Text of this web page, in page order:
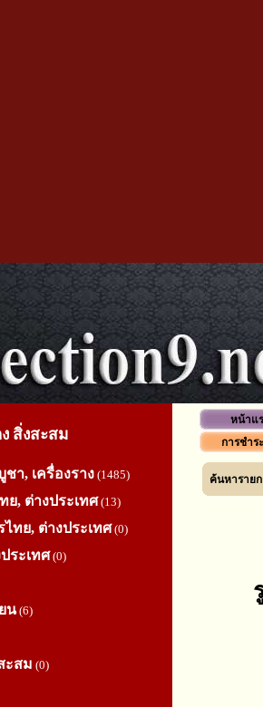
สิ่งสะสม
ชา, เครื่องราง (1485)
, ต่างประเทศ(13)
ทย, ต่างประเทศ(0)
ระเทศ(0)
น(6)
ะสม (0)
หน้าแ
การชำร
ค้นหารายก